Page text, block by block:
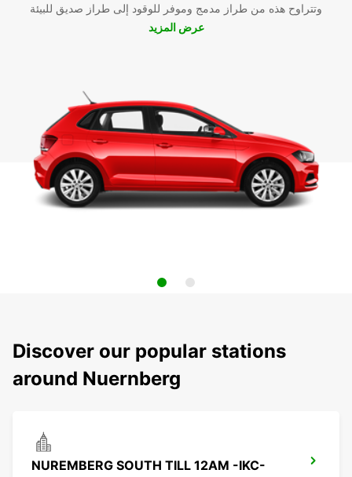
وتتراوح هذه من طراز مدمج وموفر للوقود إلى طراز صديق للبيئة
عرض المزيد
Discover our popular stations
around Nuernberg
NUREMBERG SOUTH TILL 12AM -IKC-